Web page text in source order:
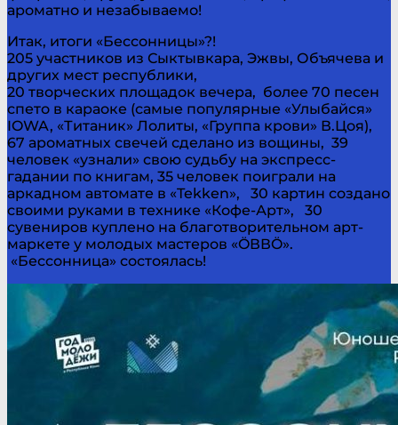
ароматно и незабываемо!
Итак, итоги «Бессонницы»?!
205 участников из Сыктывкара, Эжвы, Объячева и
других мест республики,
20 творческих площадок вечера, более 70 песен
спето в караоке (самые популярные «Улыбайся»
IOWA, «Титаник» Лолиты, «Группа крови» В.Цоя),
67 ароматных свечей сделано из вощины, 39
человек «узнали» свою судьбу на экспресс-
гадании по книгам, 35 человек поиграли на
аркадном автомате в «Tekken», 30 картин создано
своими руками в технике «Кофе-Арт», 30
сувениров куплено на благотворительном арт-
маркете у молодых мастеров «ÖВВÖ».
«Бессонница» состоялась!